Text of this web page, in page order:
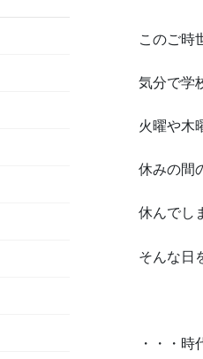
このご時
気分で学
火曜や木
休みの間
休んでし
そんな日
・・・時